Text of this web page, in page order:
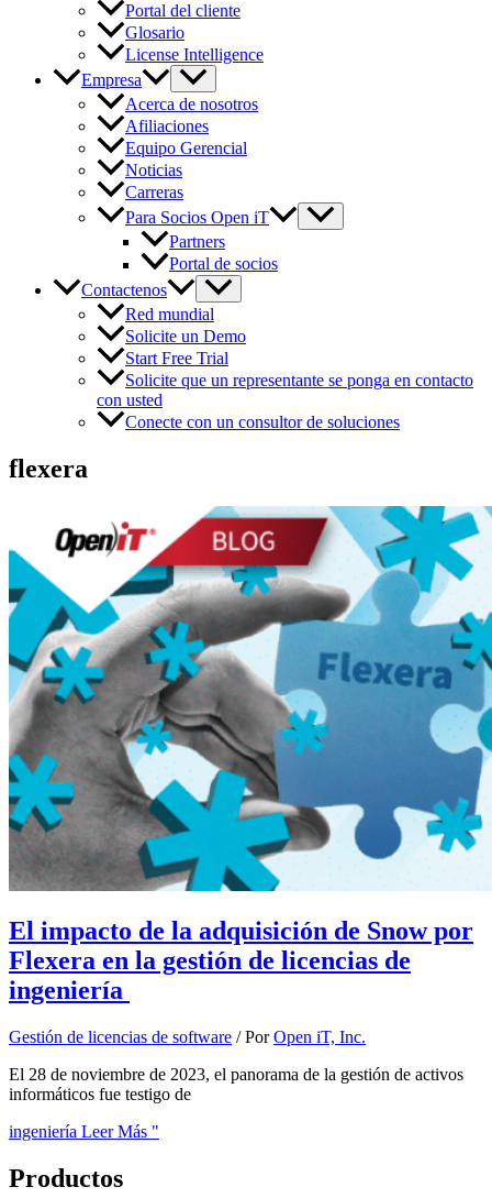
Portal del cliente
Glosario
License Intelligence
Empresa
Acerca de nosotros
Afiliaciones
Equipo Gerencial
Noticias
Carreras
Para Socios Open iT
Partners
Portal de socios
Contactenos
Red mundial
Solicite un Demo
Start Free Trial
Solicite que un representante se ponga en contacto
con usted
Conecte con un consultor de soluciones
flexera
El impacto de la adquisición de Snow por
Flexera en la gestión de licencias de
ingeniería
Gestión de licencias de software / PorOpen iT, Inc.
El 28 de noviembre de 2023, el panorama de la gestión de activos
informáticos fue testigo de
ingeniería Leer Más "
Productos